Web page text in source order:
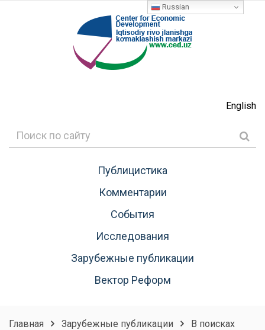
English
Публицистика
Комментарии
События
Исследования
Зарубежные публикации
Вектор Реформ
Главная Зарубежные публикации
В поисках
Russian